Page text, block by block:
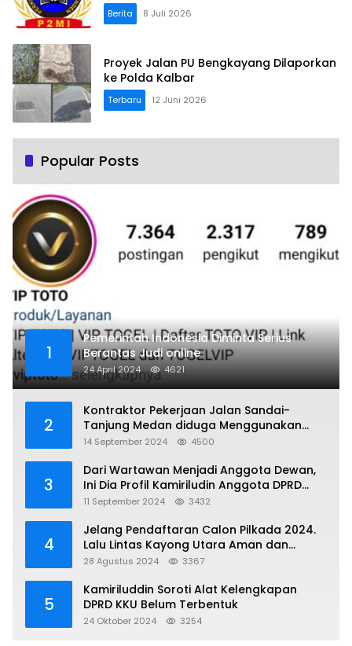
Berita 8 Juli 2026
Proyek Jalan PU Bengkayang Dilaporkan
ke Polda Kalbar
Terbaru 12 Juni 2026
Popular Posts
1
Pemerintah Indonesia Diminta Serius
Berantas Judi online
24 April 2024 4621
2
Kontraktor Pekerjaan Jalan Sandai-
Tanjung Medan diduga Menggunakan
Matrial Tanah tak Berizin Resmi
14 September 2024 4500
3
Dari Wartawan Menjadi Anggota Dewan,
Ini Dia Profil Kamiriludin Anggota DPRD
Dapil 1 KKU
11 September 2024 3432
4
Jelang Pendaftaran Calon Pilkada 2024.
Lalu Lintas Kayong Utara Aman dan
Kondusif
28 Agustus 2024 3367
5
Kamiriluddin Soroti Alat Kelengkapan
DPRD KKU Belum Terbentuk
24 Oktober 2024 3254